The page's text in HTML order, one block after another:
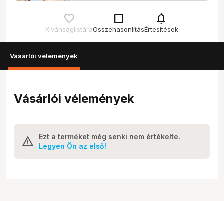
Kívánságlistára
check_box_outline_blank
Összehasonlítás
notifications
Értesítések
Vásárlói vélemények
Vásárlói vélemények
Ezt a terméket még senki nem értékelte.
Legyen Ön az első!